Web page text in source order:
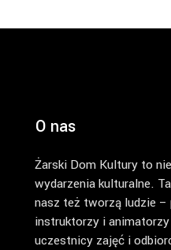
O nas
Żarski Dom Kultury to
wydarzenia kulturalne.
nasz też tworzą ludzie –
instruktorzy i
uczestnicy zajęć i